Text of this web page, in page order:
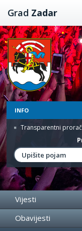
Preskoči
na
sadržaj
Grad Zadar
INFO
Transparentni
Vijesti
Obavijesti